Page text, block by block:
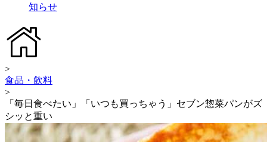
知らせ
>
食品・飲料
>
「毎日食べたい」「いつも買っちゃう」セブン惣菜パンがズ
シッと重い